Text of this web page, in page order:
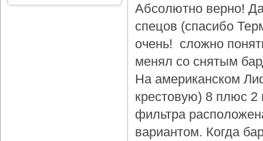
Абсолютно верно!
спецов (спасибо
очень! сложно
менял со снятым
На американском
крестовую) 8 плюс 2
фильтра
вариантом. Когда